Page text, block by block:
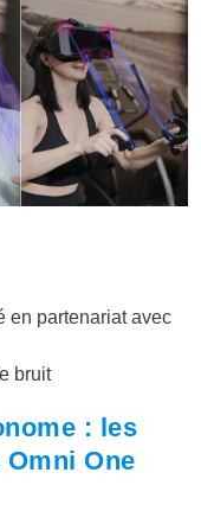
en partenariat avec
bruit
: les
One